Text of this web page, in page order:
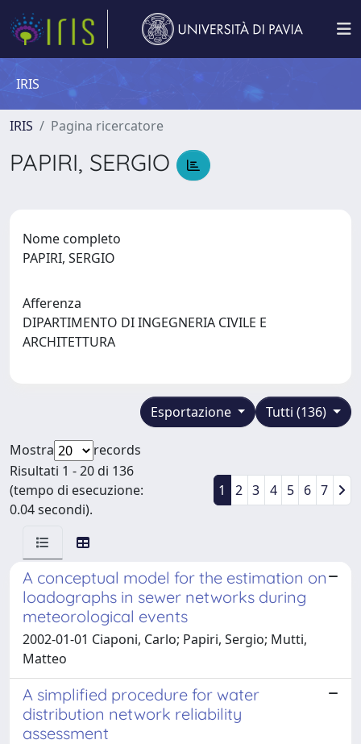
IRIS
IRIS Pagina ricercatore
PAPIRI, SERGIO
Nome completo
PAPIRI, SERGIO
Afferenza
DIPARTIMENTO DI INGEGNERIA CIVILE E
ARCHITETTURA
Tutti (136)
Esportazione
Mostra
records
Risultati 1 - 20 di 136
(tempo di esecuzione:
0.04 secondi).
1 2 3 4 5 6 7
A conceptual model for the estimation on
loadographs in sewer networks during
meteorological events
2002-01-01 Ciaponi, Carlo; Papiri, Sergio; Mutti,
Matteo
A simplified procedure for water
distribution network reliability
assessment